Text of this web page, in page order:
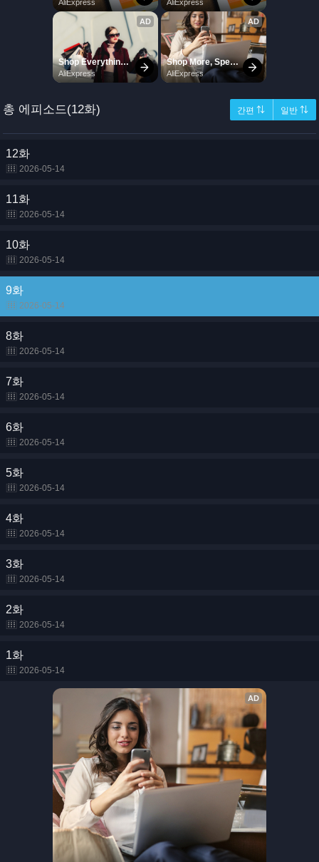
총 에피소드(12화) 간편 ⇅ 일반 ⇅
12화
2026-05-14
11화
2026-05-14
10화
2026-05-14
9화
2026-05-14
8화
2026-05-14
7화
2026-05-14
6화
2026-05-14
5화
2026-05-14
4화
2026-05-14
3화
2026-05-14
2화
2026-05-14
1화
2026-05-14